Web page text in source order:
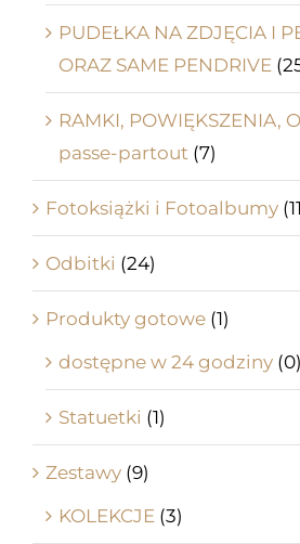
PUDEŁKA NA ZDJĘCIA I
ORAZ SAME PENDRIVE
RAMKI, POWIĘKSZENIA,
passe-partout (7)
Fotoksiążki i Fotoalbumy
Odbitki (24)
Produkty gotowe (1)
dostępne w 24 godziny (0)
Statuetki (1)
Zestawy (9)
KOLEKCJE (3)